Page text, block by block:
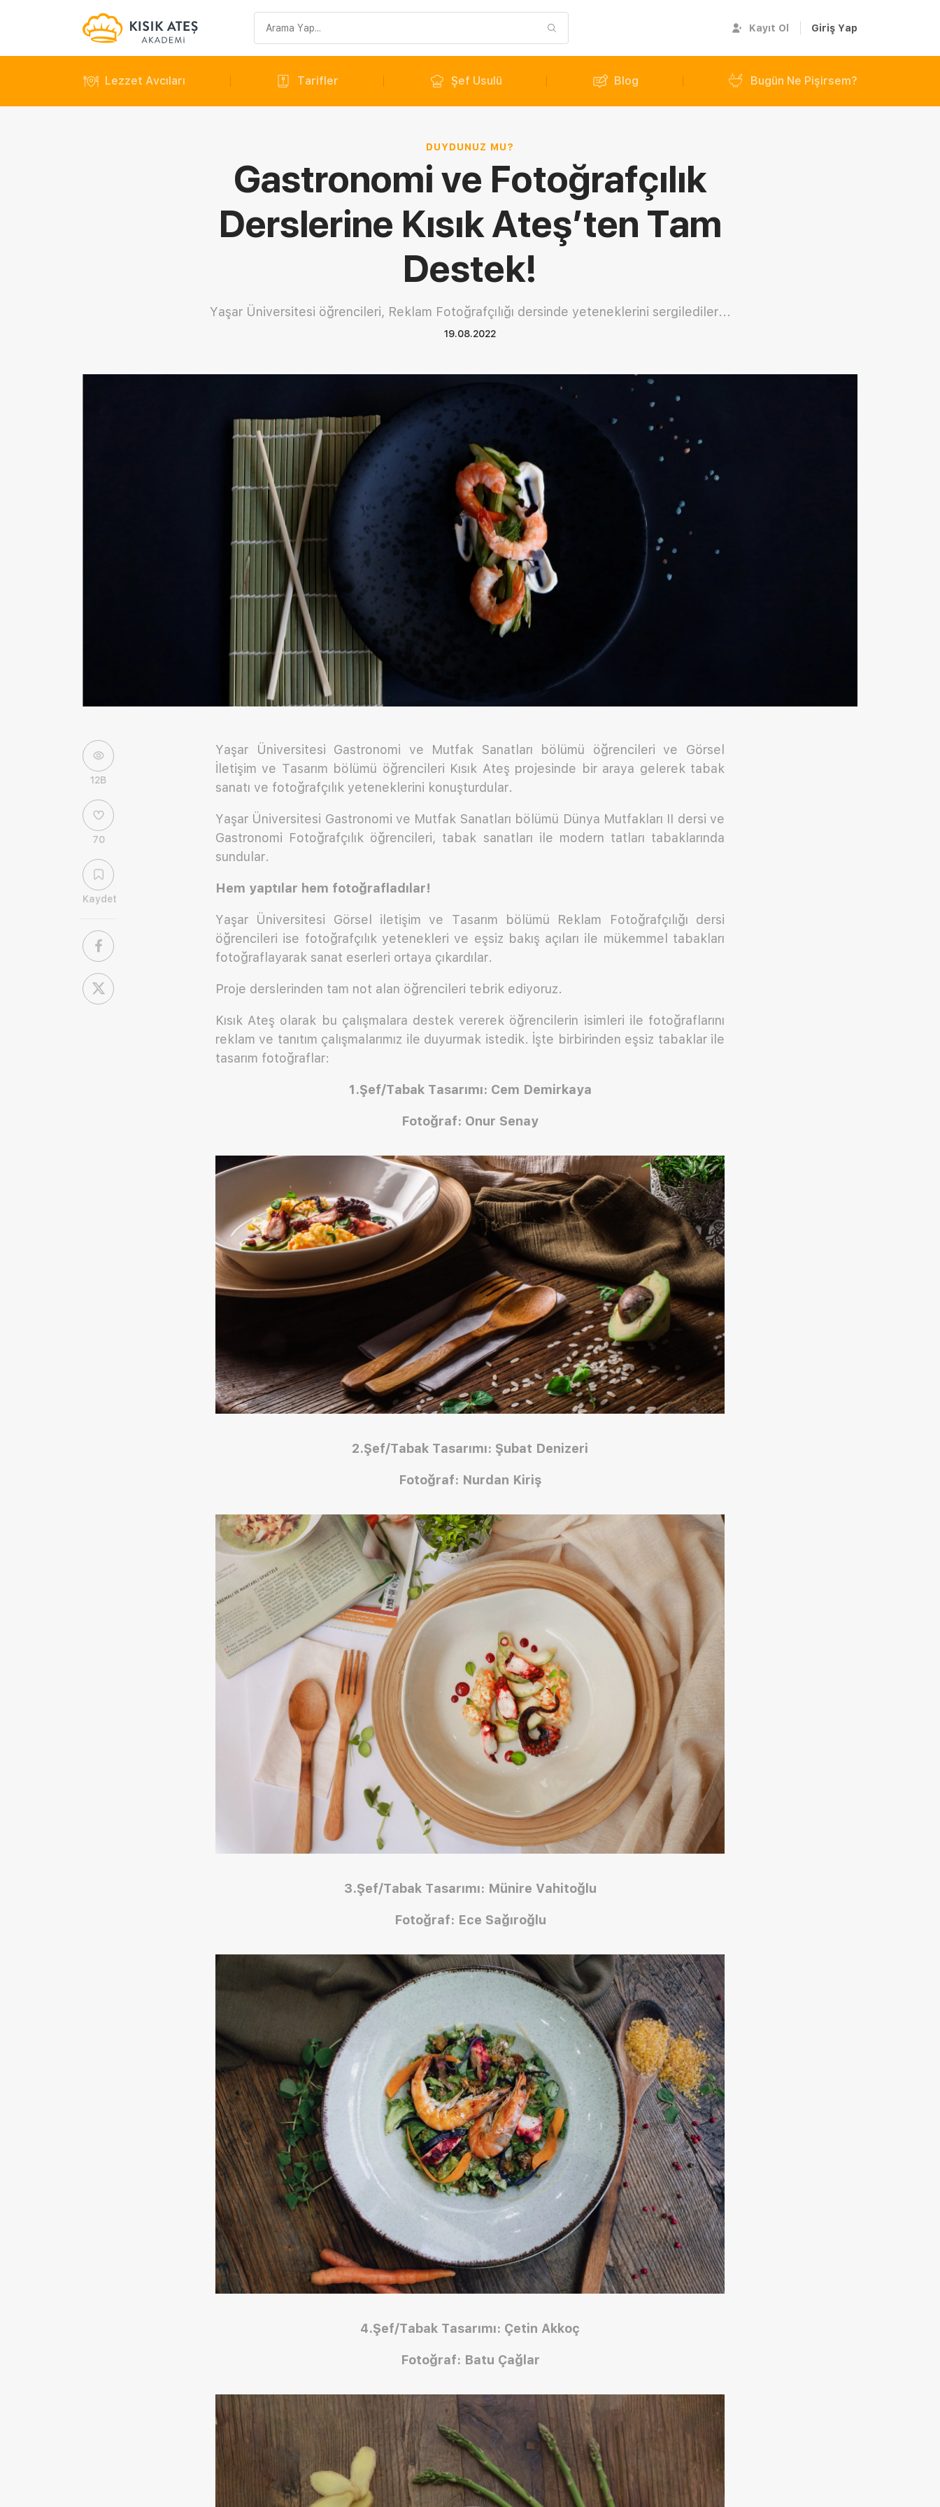
sorgusu
Kayıt Ol Giriş Yap
Lezzet Avcıları Tarifler Şef Usulü Blog Bugün Ne Pişirsem?
DUYDUNUZ MU?
Gastronomi ve Fotoğrafçılık
Derslerine Kısık Ateş’ten Tam
Destek!
Yaşar Üniversitesi öğrencileri, Reklam Fotoğrafçılığı dersinde yeteneklerini sergilediler...
19.08.2022
12B
70
Kaydet
Yaşar Üniversitesi Gastronomi ve Mutfak Sanatları bölümü öğrencileri ve Görsel
İletişim ve Tasarım bölümü öğrencileri Kısık Ateş projesinde bir araya gelerek tabak
sanatı ve fotoğrafçılık yeteneklerini konuşturdular.
Yaşar Üniversitesi Gastronomi ve Mutfak Sanatları bölümü Dünya Mutfakları II dersi ve
Gastronomi Fotoğrafçılık öğrencileri, tabak sanatları ile modern tatları tabaklarında
sundular.
Hem yaptılar hem fotoğrafladılar!
Yaşar Üniversitesi Görsel iletişim ve Tasarım bölümü Reklam Fotoğrafçılığı dersi
öğrencileri ise fotoğrafçılık yetenekleri ve eşsiz bakış açıları ile mükemmel tabakları
fotoğraflayarak sanat eserleri ortaya çıkardılar.
Proje derslerinden tam not alan öğrencileri tebrik ediyoruz.
Kısık Ateş olarak bu çalışmalara destek vererek öğrencilerin isimleri ile fotoğraflarını
reklam ve tanıtım çalışmalarımız ile duyurmak istedik. İşte birbirinden eşsiz tabaklar ile
tasarım fotoğraflar:
1.Şef/Tabak Tasarımı: Cem Demirkaya
Fotoğraf: Onur Senay
2.Şef/Tabak Tasarımı: Şubat Denizeri
Fotoğraf: Nurdan Kiriş
3.Şef/Tabak Tasarımı: Münire Vahitoğlu
Fotoğraf: Ece Sağıroğlu
4.Şef/Tabak Tasarımı: Çetin Akkoç
Fotoğraf: Batu Çağlar